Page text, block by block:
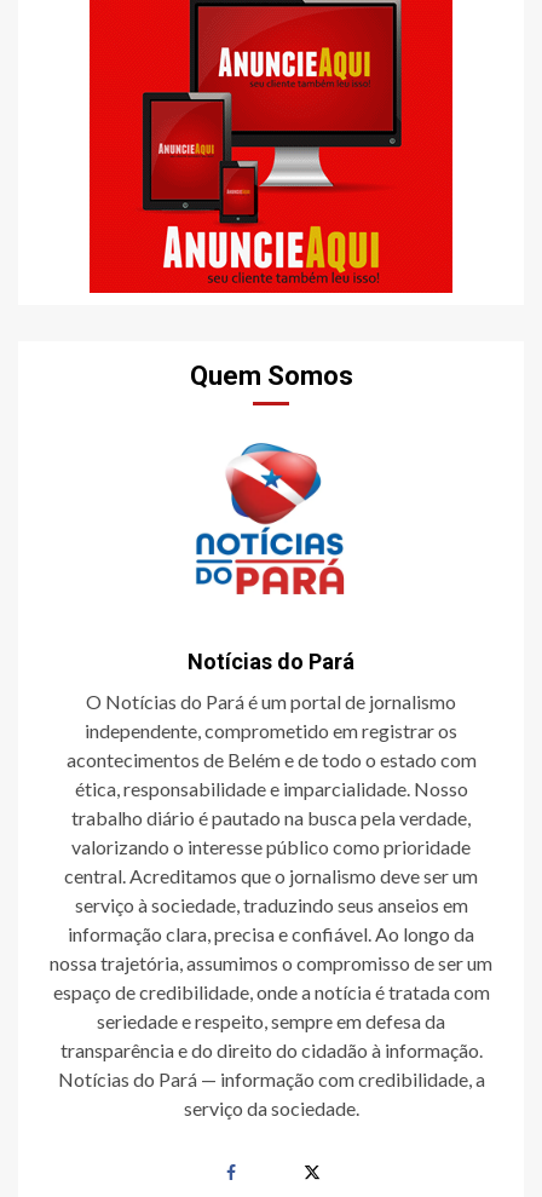
Quem Somos
Notícias do Pará
O Notícias do Pará é um portal de jornalismo
independente, comprometido em registrar os
acontecimentos de Belém e de todo o estado com
ética, responsabilidade e imparcialidade. Nosso
trabalho diário é pautado na busca pela verdade,
valorizando o interesse público como prioridade
central. Acreditamos que o jornalismo deve ser um
serviço à sociedade, traduzindo seus anseios em
informação clara, precisa e confiável. Ao longo da
nossa trajetória, assumimos o compromisso de ser um
espaço de credibilidade, onde a notícia é tratada com
seriedade e respeito, sempre em defesa da
transparência e do direito do cidadão à informação.
Notícias do Pará — informação com credibilidade, a
serviço da sociedade.